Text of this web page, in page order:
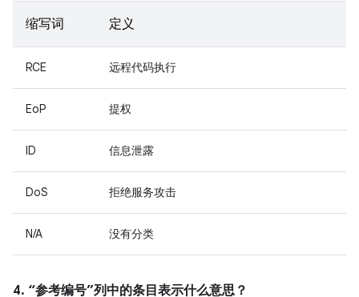
缩写词 定义
RCE 远程代码执行
EoP 提权
ID 信息泄露
DoS 拒绝服务攻击
N/A 没有分类
4. “参考编号”列中的条目表示什么意思？